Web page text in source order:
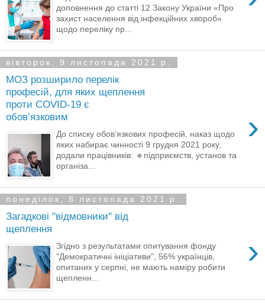
доповнення до статті 12 Закону України «Про
захист населення від інфекційних хвороб»
щодо переліку пр...
вівторок, 9 листопада 2021 р.
МОЗ розширило перелік
професій, для яких щеплення
проти COVID-19 є
обов’язковим
›
До списку обов’язкових професій, наказ щодо
яких набирає чинності 9 грудня 2021 року,
додали працівників: 🔹підприємств, установ та
організа...
понеділок, 8 листопада 2021 р.
Загадкові "відмовники" від
щеплення
›
Згідно з результатами опитування фонду
"Демократичні ініціативи", 56% українців,
опитаних у серпні, не мають наміру робити
щепленн...